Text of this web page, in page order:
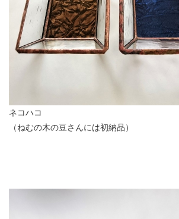
ネコハコ
（ねむの木の豆さんには初納品）